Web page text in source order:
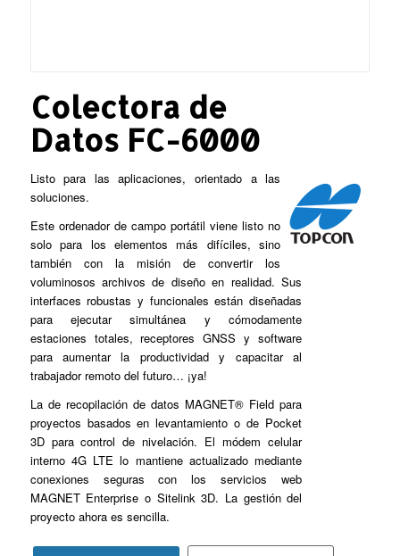
Colectora de
Datos FC-6000
Listo para las aplicaciones, orientado a las
soluciones.
Este ordenador de campo portátil viene listo no
solo para los elementos más difíciles, sino
también con la misión de convertir los
voluminosos archivos de diseño en realidad. Sus
interfaces robustas y funcionales están diseñadas
para ejecutar simultánea y cómodamente
estaciones totales, receptores GNSS y software
para aumentar la productividad y capacitar al
trabajador remoto del futuro… ¡ya!
La de recopilación de datos MAGNET® Field para
proyectos basados en levantamiento o de Pocket
3D para control de nivelación. El módem celular
interno 4G LTE lo mantiene actualizado mediante
conexiones seguras con los servicios web
MAGNET Enterprise o Sitelink 3D. La gestión del
proyecto ahora es sencilla.